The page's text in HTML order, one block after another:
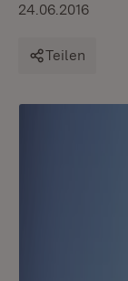
24.06.2016
Teilen